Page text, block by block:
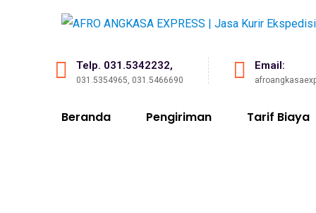
Telp. 031.5342232,
031.5354965, 031.5466690
Email:
Beranda Pengiriman Tarif Biaya